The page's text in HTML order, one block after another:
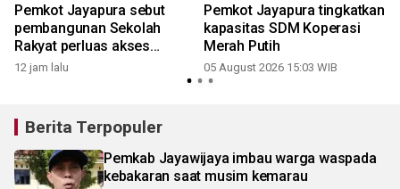
Pemkot Jayapura sebut
pembangunan Sekolah
Rakyat perluas akses
pendidikan
12 jam lalu
Pemkot Jayapura tingkatkan
kapasitas SDM Koperasi
Merah Putih
05 August 2026 15:03 WIB
Berita Terpopuler
Pemkab Jayawijaya imbau warga waspada
kebakaran saat musim kemarau